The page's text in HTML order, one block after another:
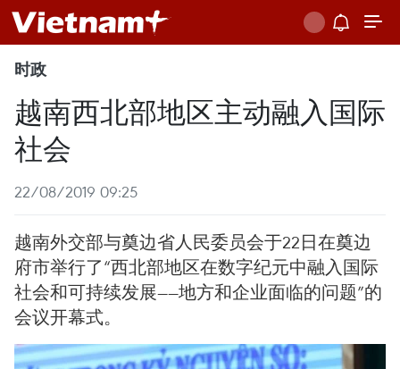
时政
越南西北部地区主动融入国际
社会
22/08/2019 09:25
越南外交部与奠边省人民委员会于22日在奠边
府市举行了“西北部地区在数字纪元中融入国际
社会和可持续发展——地方和企业面临的问题”的
会议开幕式。